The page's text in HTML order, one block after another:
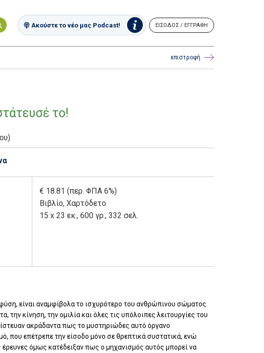
Ακούστε το νέο μας Podcast! ΕΙΣΟΔΟΣ / ΕΓΓΡΑΦΗ
επιστροφή
το!
€ 18.81 (περ. ΦΠΑ 6%)
Βιβλίο, Χαρτόδετο
15 x 23 εκ., 600 γρ., 332 σελ.
είναι αναμφίβολα το ισχυρότερο του ανθρώπινου σώματος.
την κίνηση, την ομιλία και όλες τις υπόλοιπες λειτουργίες του
ακράδαντα πως το μυστηριώδες αυτό όργανο
που επέτρεπε την είσοδο μόνο σε θρεπτικά συστατικά, ενώ
όμως κατέδειξαν πως ο μηχανισμός αυτός μπορεί να